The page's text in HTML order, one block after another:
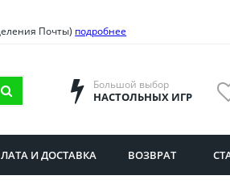
Саратовская область
Почты) подробнее
Большой выбор
НАСТОЛЬНЫХ ИГР
И ДОСТАВКА ВОЗВРАТ